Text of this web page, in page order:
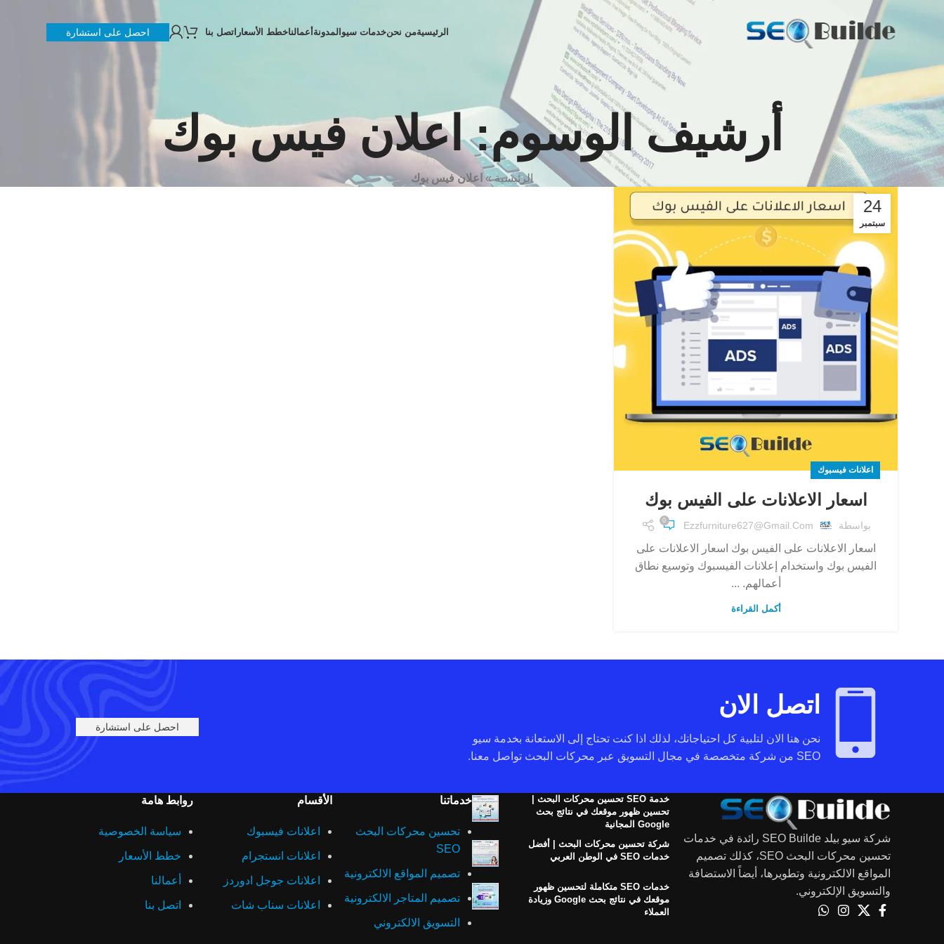
الرئيسيةمن نحنخدمات سيوالمدونةأعمالناخطط الأسعار اتصل بنا احصل على استشارة
أرشيف الوسوم: اعلان فيس بوك
الرئيسية» اعلان فيس بوك
24
سبتمبر
اعلانات فيسبوك
اسعار الاعلانات على الفيس بوك
بواسطة Ezzfurniture627@gmail.com
0
اسعار الاعلانات على الفيس بوك اسعار الاعلانات على
الفيس بوك واستخدام إعلانات الفيسبوك وتوسيع نطاق
أعمالهم. ...
أكمل القراءة
اتصل الان
نحن هنا الان لتلبية كل احتياجاتك، لذلك اذا كنت تحتاج إلى الاستعانة بخدمة سيو
SEO من شركة متخصصة في مجال التسويق عبر محركات البحث تواصل معنا.
احصل على استشارة
شركة سيو بيلد SEO Builde رائدة في خدمات
تحسين محركات البحث SEO، كذلك تصميم
المواقع الالكترونية وتطويرها، أيضاً الاستضافة
والتسويق الإلكتروني.
خدمة SEO تحسين محركات البحث |
تحسين ظهور موقعك في نتائج بحث
Google المجانية
شركة تحسين محركات البحث | أفضل
خدمات SEO في الوطن العربي
خدمات SEO متكاملة لتحسين ظهور
موقعك في نتائج بحث Google وزيادة
العملاء
خدماتنا
تحسين محركات البحث
SEO
تصميم المواقع الالكترونية
تصميم المتاجر الالكترونية
التسويق الالكتروني
الأقسام
اعلانات فيسبوك
اعلانات انستجرام
اعلانات جوجل ادوردز
اعلانات سناب شات
روابط هامة
سياسة الخصوصية
خطط الأسعار
أعمالنا
اتصل بنا